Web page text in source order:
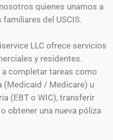
quienes unamos a
del USCIS.
LLC ofrece servicios
y residentes.
completar tareas como
(Medicaid / Medicare) u
(EBT o WIC), transferir
obtener una nueva póliza